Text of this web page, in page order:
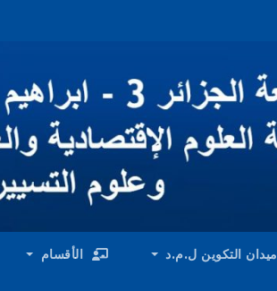
ميدان التكوين ل.م.د الأقسام